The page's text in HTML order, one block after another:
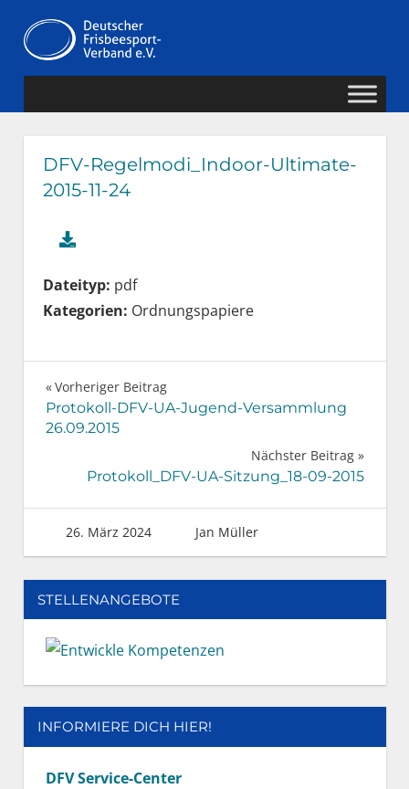
Inhalt
springen
Frisbeesport-
Verband
DFV-Regelmodi_Indoor-Ultimate-
2015-11-24
Dateityp: pdf
Kategorien: Ordnungspapiere
Beitragsnavigation
Vorheriger Beitrag
Protokoll-DFV-UA-Jugend-Versammlung
26.09.2015
Nächster Beitrag
Protokoll_DFV-UA-Sitzung_18-09-2015
26. März 2024 Jan Müller
STELLENANGEBOTE
INFORMIERE DICH HIER!
DFV Service-Center